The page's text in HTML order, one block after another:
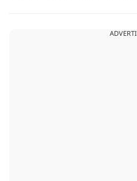
यहां तक गंभीर हैं कि बच्चों के पास